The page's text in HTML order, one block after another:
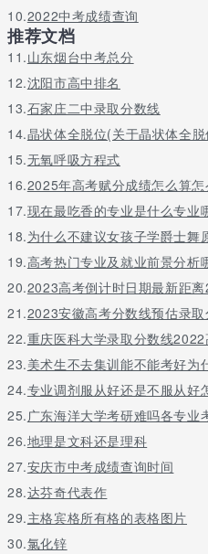
(网评颜值最高的状元即将出现)
文科状元：刘昱旻 都匀一中 727分
理科状元：李旭杨(语文132分，
分，总分700分)贵阳一中
理科状元查致远：(语文133分，
分，总分700分)贵阳一中
4. 浙江状元
(新高考状元第一人)
2017浙江高考改革第一年的双科
全省第一!语文132，数学147，
物100，总分723。不分文理，仅
5. 湖北状元
(亮点：双雨摘得文理桂冠)
湖北省理科状元：随州一中的肖
湖北省文科状元：襄阳五中的范
6. 内蒙古状元
2017年内蒙古高考理科裸分状元
文科状元是来自鄂尔多斯一中的王
7. 宁夏状元
10.2022中考成绩查询
推荐文档
11.山东烟台中考总分
12.沈阳市高中排名
13.石家庄二中录取分数线
14.晶状体全脱位(关于晶状体全
15.无氧呼吸方程式
16.2025年高考赋分成绩怎么算怎
17.现在最吃香的专业是什么专业
18.为什么不建议女孩子学爵士舞
19.高考热门专业及就业前景分析
20.2023高考倒计时日期最新距
21.2023安徽高考分数线预估录
22.重庆医科大学录取分数线
23.美术生不去集训能不能考好为
24.专业调剂服从好还是不服从好
25.广东海洋大学考研难吗各专业
26.地理是文科还是理科
27.安庆市中考成绩查询时间
28.达芬奇代表作
29.主格宾格所有格的表格图片
30.氯化锌